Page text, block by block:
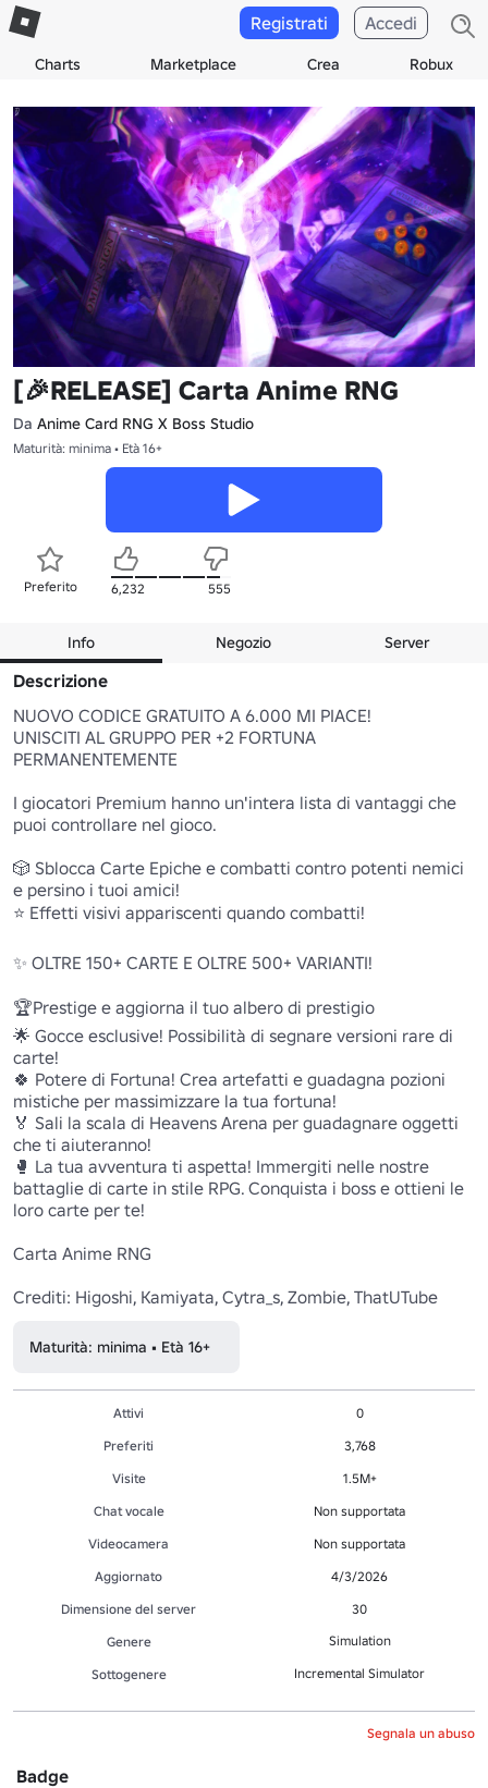
Charts Marketplace Crea Robux
Registrati Accedi
[🎉RELEASE] Carta Anime RNG
Da Anime Card RNG X Boss Studio
Maturità: minima • Età 16+
Preferito 6,232 555
Info Negozio Server
Descrizione
NUOVO CODICE GRATUITO A 6.000 MI PIACE!
UNISCITI AL GRUPPO PER +2 FORTUNA
PERMANENTEMENTE
I giocatori Premium hanno un'intera lista di vantaggi che
puoi controllare nel gioco.
🎲 Sblocca Carte Epiche e combatti contro potenti nemici
e persino i tuoi amici!
⭐ Effetti visivi appariscenti quando combatti!
✨ OLTRE 150+ CARTE E OLTRE 500+ VARIANTI!
🏆Prestige e aggiorna il tuo albero di prestigio
🌟 Gocce esclusive! Possibilità di segnare versioni rare di
carte!
🍀 Potere di Fortuna! Crea artefatti e guadagna pozioni
mistiche per massimizzare la tua fortuna!
🏅 Sali la scala di Heavens Arena per guadagnare oggetti
che ti aiuteranno!
🥊 La tua avventura ti aspetta! Immergiti nelle nostre
battaglie di carte in stile RPG. Conquista i boss e ottieni le
loro carte per te!
Carta Anime RNG
Crediti: Higoshi, Kamiyata, Cytra_s, Zombie, ThatUTube
Maturità: minima • Età 16+
Attivi
0
Preferiti
3,768
Visite
1.5M+
Chat vocale
Non supportata
Videocamera
Non supportata
Aggiornato
4/3/2026
Dimensione del server
30
Genere
Simulation
Sottogenere Incremental Simulator
Segnala un abuso
Badge